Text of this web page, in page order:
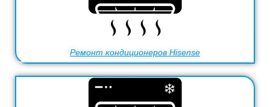
Ремонт кондиционеров Hisense